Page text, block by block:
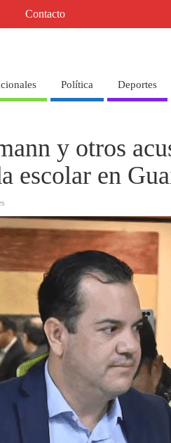
Contacto
Política Deportes
y otros
escolar en